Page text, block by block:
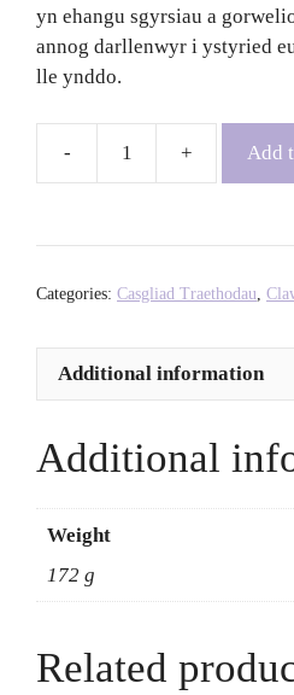
yn ehangu sgyrsiau a
annog darllenwyr i ystyried
lle ynddo.
on
-
Durre
Shahwar
+
Nasia
Add
Categories: Casgliad Traethodau
Additional information
Additional
Weight
172 g
Related